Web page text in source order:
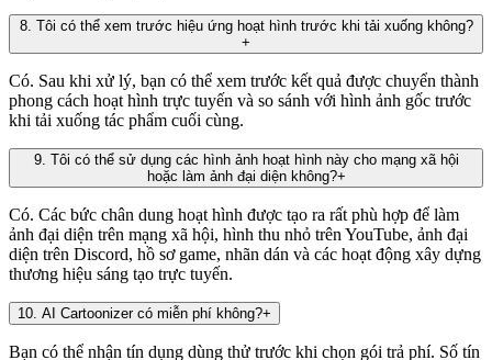
8. Tôi có thể xem trước hiệu ứng hoạt hình trước khi tải xuống không?
+
Có. Sau khi xử lý, bạn có thể xem trước kết quả được chuyển thành
phong cách hoạt hình trực tuyến và so sánh với hình ảnh gốc trước
khi tải xuống tác phẩm cuối cùng.
9. Tôi có thể sử dụng các hình ảnh hoạt hình này cho mạng xã hội
hoặc làm ảnh đại diện không?+
Có. Các bức chân dung hoạt hình được tạo ra rất phù hợp để làm
ảnh đại diện trên mạng xã hội, hình thu nhỏ trên YouTube, ảnh đại
diện trên Discord, hồ sơ game, nhãn dán và các hoạt động xây dựng
thương hiệu sáng tạo trực tuyến.
10 AI Cartoonizer có miễn phí không?+
Bạn có thể nhận tín dụng dùng thử trước khi chọn gói trả phí. Số tín